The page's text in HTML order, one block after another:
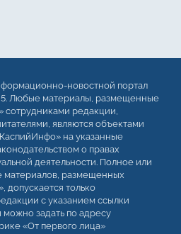
новостной портал
Любые материалы, размещенные
сотрудниками редакции,
являются объектами
на указанные
о правах
деятельности. Полное или
материалов, размещенных
допускается только
с указанием ссылки
можно задать по адресу
«От первого лица»